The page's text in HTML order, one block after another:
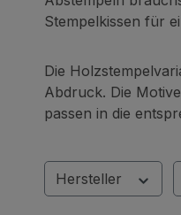
Stempelkissen für
Die
Abdruck. Die
passen in die
Hersteller